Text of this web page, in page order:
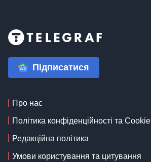
Підписатися
Про нас
Політика конфіденційності та Cookie
Редакційна політика
Умови користування та цитування